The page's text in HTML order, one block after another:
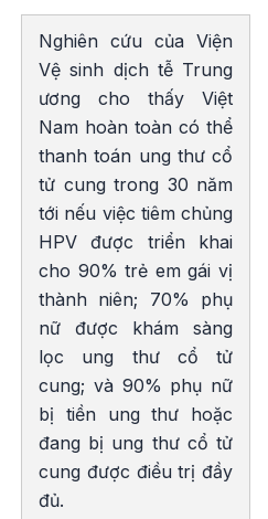
Nghiên cứu của Viện
Vệ sinh dịch tễ Trung
ương cho thấy Việt
Nam hoàn toàn có thể
thanh toán ung thư cổ
tử cung trong 30 năm
tới nếu việc tiêm chủng
HPV được triển khai
cho 90% trẻ em gái vị
thành niên; 70% phụ
nữ được khám sàng
lọc ung thư cổ tử
cung; và 90% phụ nữ
bị tiền ung thư hoặc
đang bị ung thư cổ tử
cung được điều trị đầy
đủ.